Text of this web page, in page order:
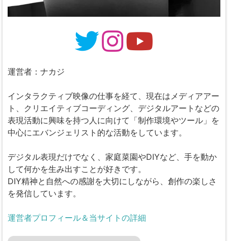
運営者：ナカジ
インタラクティブ映像の仕事を経て、現在はメディアアー
ト、クリエイティブコーディング、デジタルアートなどの
表現活動に興味を持つ人に向けて「制作環境やツール」を
中心にエバンジェリスト的な活動をしています。
デジタル表現だけでなく、家庭菜園やDIYなど、手を動か
して何かを生み出すことが好きです。
DIY精神と自然への感謝を大切にしながら、創作の楽しさ
を発信しています。
運営者プロフィール＆当サイトの詳細